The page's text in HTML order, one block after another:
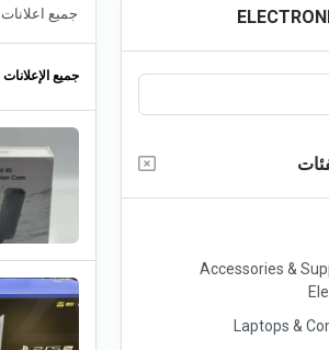
Accessories &
Laptops &
جميع اعلانات
جميع الإعلانات